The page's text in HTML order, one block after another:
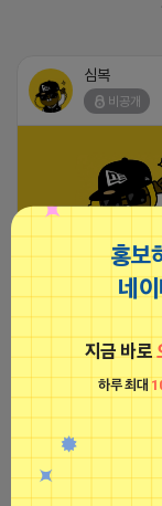
홍보
네
지금 바로
하루 최대
심복
비공개
2026-04-18 10:48
심복
비공개